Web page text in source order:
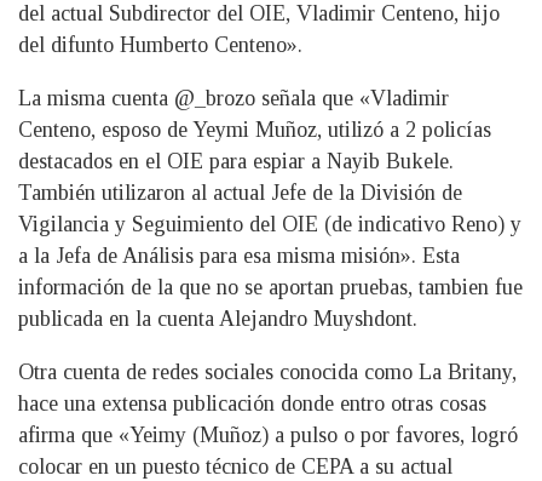
del actual Subdirector del OIE, Vladimir Centeno, hijo
del difunto Humberto Centeno».
La misma cuenta @_brozo señala que «Vladimir
Centeno, esposo de Yeymi Muñoz, utilizó a 2 policías
destacados en el OIE para espiar a Nayib Bukele.
También utilizaron al actual Jefe de la División de
Vigilancia y Seguimiento del OIE (de indicativo Reno) y
a la Jefa de Análisis para esa misma misión». Esta
información de la que no se aportan pruebas, tambien fue
publicada en la cuenta Alejandro Muyshdont.
Otra cuenta de redes sociales conocida como La Britany,
hace una extensa publicación donde entro otras cosas
afirma que «Yeimy (Muñoz) a pulso o por favores, logró
colocar en un puesto técnico de CEPA a su actual